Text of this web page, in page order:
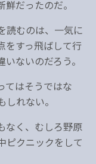
だったのだ。
読むのは、一気に
をすっ飛ばして行
ないのだろう。
てはそうではな
れない。
なく、むしろ野原
ピクニックをして